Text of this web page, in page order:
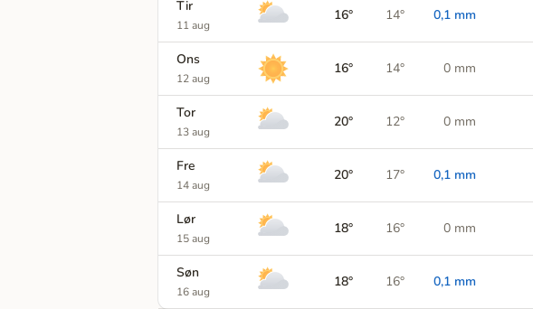
Tir
11 aug
16° 14° 0,1 mm
Ons
12 aug
16° 14° 0 mm
Tor
13 aug
20° 12° 0 mm
Fre
14 aug
20° 17° 0,1 mm
Lør
15 aug
18° 16° 0 mm
Søn
16 aug
18° 16° 0,1 mm